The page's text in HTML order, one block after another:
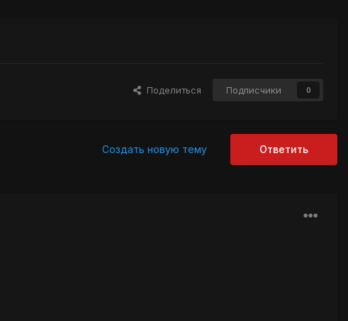
Поделиться Подписчики 0
Ответить
Создать новую тему